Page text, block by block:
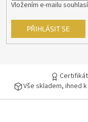
Vložením e-mailu
PŘIHLÁSIT SE
Vše skladem, ihned